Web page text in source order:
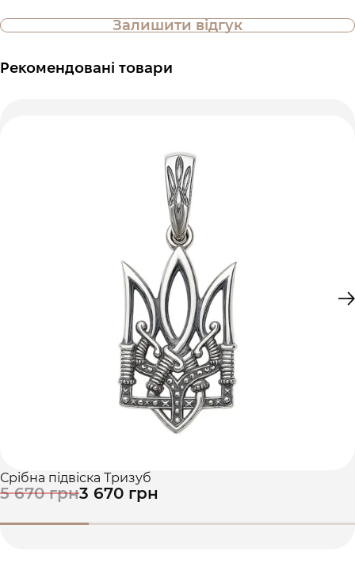
Залишити відгук
Рекомендовані товари
Срібна підвіска Тризуб
5 670 грн3 670 грн